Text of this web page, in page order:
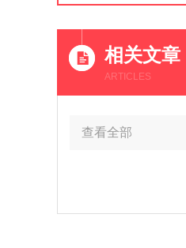
相关文章
ARTICLES
查看全部